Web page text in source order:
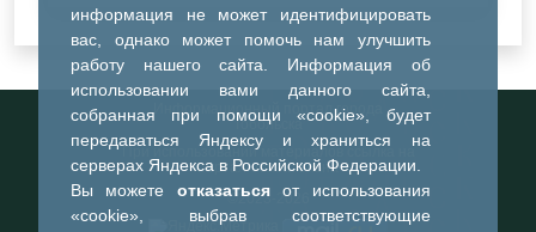
информация не может идентифицировать
вас, однако может помочь нам улучшить
работу нашего сайта. Информация об
использовании вами данного сайта,
собранная при помощи «cookie», будет
передаваться Яндексу и храниться на
серверах Яндекса в Российской Федерации.
Вы можете отказатьсяот использования
«cookie», выбрав соответствующие
Информационный портал города
Тобольска
При использовании материалов ссылка на
портал обязательна
©2023-2026